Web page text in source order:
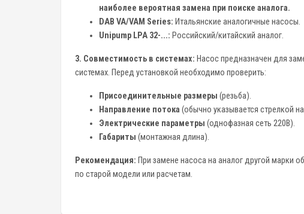
наиболее вероятная замена при поиске аналога.
DAB VA/VAM Series: Итальянские аналогичные насосы.
Unipump LPA 32-...: Российский/китайский аналог.
3. Совместимость в системах: Насос предназначен для
системах. Перед установкой необходимо проверить:
Присоединительные размеры (резьба).
Направление потока (обычно указывается стрелкой
Электрические параметры (однофазная сеть 220В).
Габариты (монтажная длина).
Рекомендация: При замене насоса на аналог другой марки
по старой модели или расчетам.